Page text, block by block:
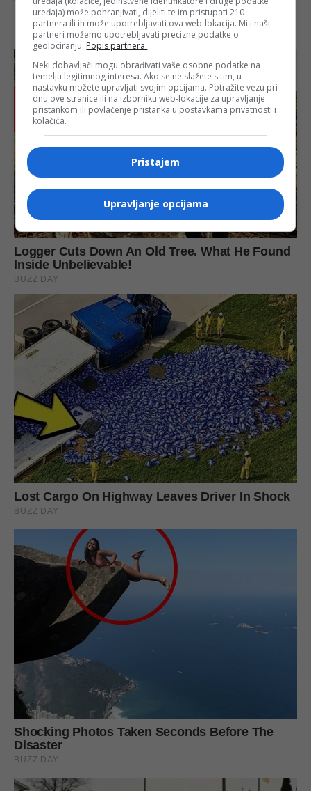
uređaja) može pohranjivati, dijeliti te im pristupati 210
partnera ili ih može upotrebljavati ova web-lokacija. Mi i naši
partneri možemo upotrebljavati precizne podatke o
geolociranju. Popis partnera.
Neki dobavljači mogu obrađivati vaše osobne podatke na
temelju legitimnog interesa. Ako se ne slažete s tim, u
nastavku možete upravljati svojim opcijama. Potražite vezu pri
dnu ove stranice ili na izborniku web-lokacije za upravljanje
pristankom ili povlačenje pristanka u postavkama privatnosti i
kolačića.
Pristajem
Upravljanje opcijama